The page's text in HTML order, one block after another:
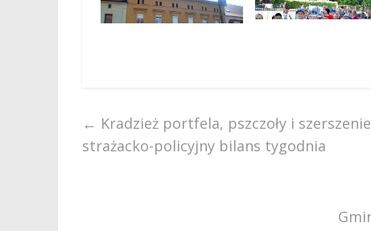
← Kradzież portfela, pszczoły i
strażacko-policyjny bilans tygodnia